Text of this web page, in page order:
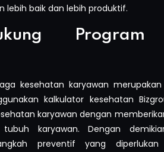
lebih baik dan lebih produktif.
Program
kesehatan karyawan
kalkulator kesehatan
karyawan dengan
karyawan. Dengan
preventif yang